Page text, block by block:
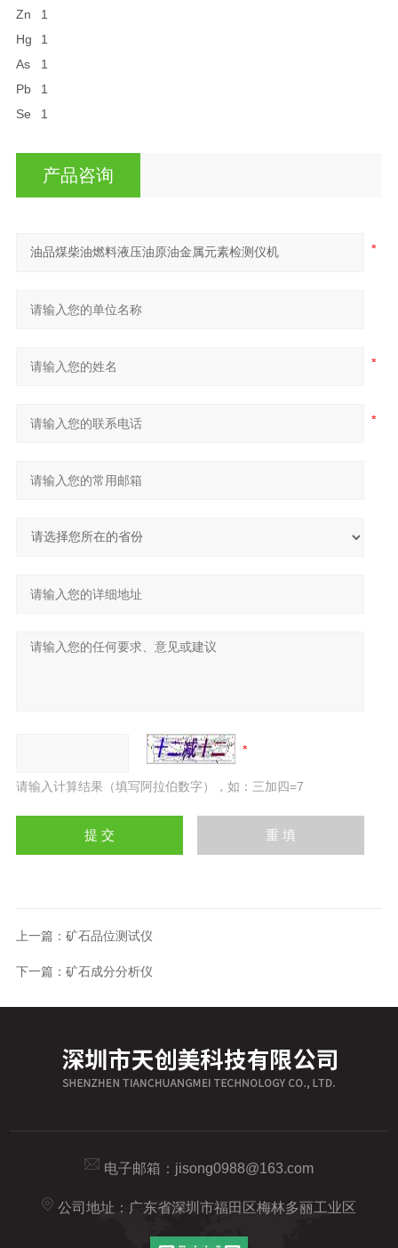
Zn
1
Hg
1
As
1
Pb
1
Se
1
产品咨询
请输入计算结果（填写阿拉伯数字），如：三加四=7
上一篇： 矿石品位测试仪
下一篇： 矿石成分分析仪
电子邮箱： jisong0988@163.com
公司地址：广东省深圳市福田区梅林多丽工业区